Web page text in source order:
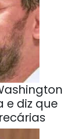
e diz que